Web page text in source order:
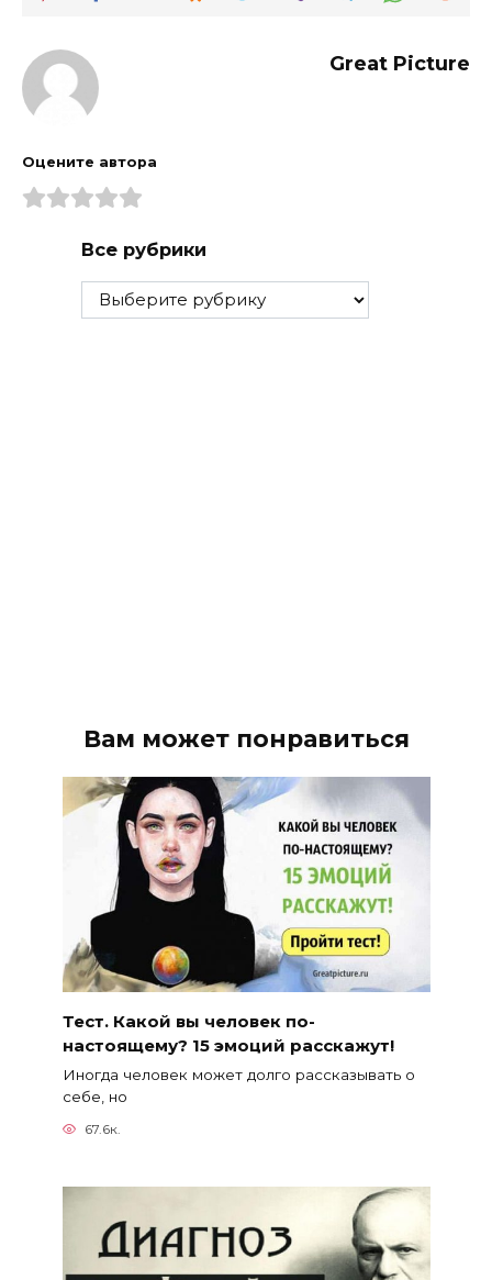
Great Picture
Оцените автора
Все рубрики
Все
рубрики
Вам может понравиться
Тест. Какой вы человек по-
настоящему? 15 эмоций расскажут!
Иногда человек может долго рассказывать о
себе, но
67.6к.